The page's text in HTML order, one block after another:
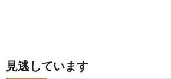
見逃しています